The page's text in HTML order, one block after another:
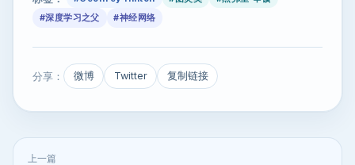
#深度学习之父
#神经网络
分享： 微博 Twitter 复制链接
上一篇